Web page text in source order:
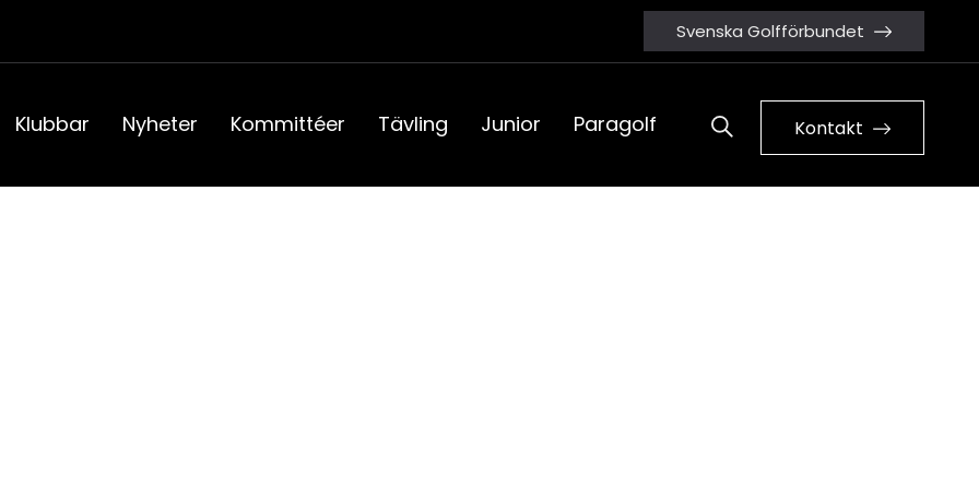
Svenska Golfförbundet
Klubbar Nyheter Kommittéer Tävling Junior Paragolf Kontakt